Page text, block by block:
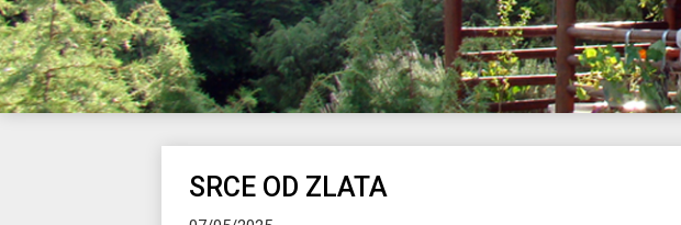
SRCE OD ZLATA